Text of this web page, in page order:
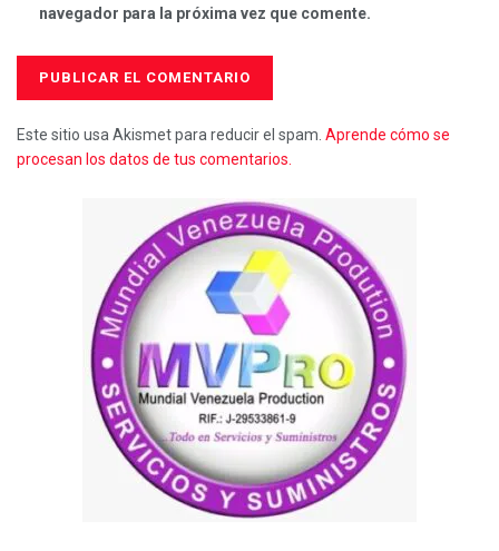
navegador para la próxima vez que comente.
Este sitio usa Akismet para reducir el spam. Aprende cómo se
procesan los datos de tus comentarios.